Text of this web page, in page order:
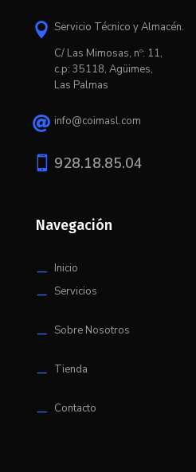
 Servicio Técnico y Almacén.
C/ Las Mimosas, nº: 11,
c.p: 35118, Agüimes,
Las Palmas
 info@coimasl.com
 928.18.85.04
Navegación
K Inicio
K Servicios
K Sobre Nosotros
K Tienda
K Contacto